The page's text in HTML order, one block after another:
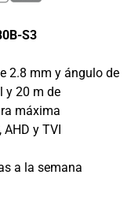
S3
2.8 mm y ángulo de
y 20 m de
máxima
y TVI
a la semana